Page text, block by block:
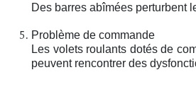
Des barres abîmées perturbent
Problème de commande
Les volets roulants dotés de
peuvent rencontrer des